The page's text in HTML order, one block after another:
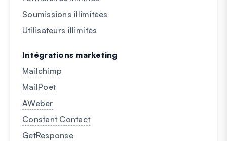
Soumissions illimitées
Utilisateurs illimités
Intégrations marketing
Mailchimp
MailPoet
AWeber
Constant Contact
GetResponse